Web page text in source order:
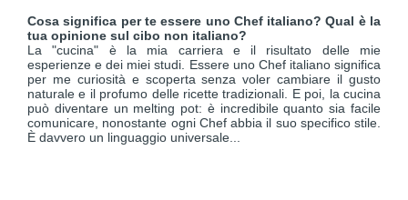
Cosa significa per te essere uno Chef italiano? Qual è la
tua opinione sul cibo non italiano?
La "cucina" è la mia carriera e il risultato delle mie
esperienze e dei miei studi. Essere uno Chef italiano significa
per me curiosità e scoperta senza voler cambiare il gusto
naturale e il profumo delle ricette tradizionali. E poi, la cucina
può diventare un melting pot: è incredibile quanto sia facile
comunicare, nonostante ogni Chef abbia il suo specifico stile.
È davvero un linguaggio universale...